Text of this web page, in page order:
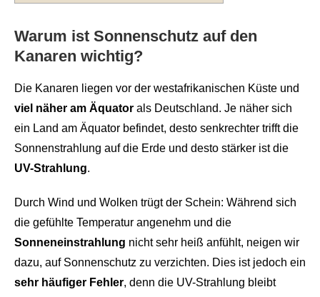
Warum ist Sonnenschutz auf den
Kanaren wichtig?
Die Kanaren liegen vor der westafrikanischen Küste und
viel näher am Äquator als Deutschland. Je näher sich
ein Land am Äquator befindet, desto senkrechter trifft die
Sonnenstrahlung auf die Erde und desto stärker ist die
UV-Strahlung.
Durch Wind und Wolken trügt der Schein: Während sich
die gefühlte Temperatur angenehm und die
Sonneneinstrahlung nicht sehr heiß anfühlt, neigen wir
dazu, auf Sonnenschutz zu verzichten. Dies ist jedoch ein
sehr häufiger Fehler, denn die UV-Strahlung bleibt